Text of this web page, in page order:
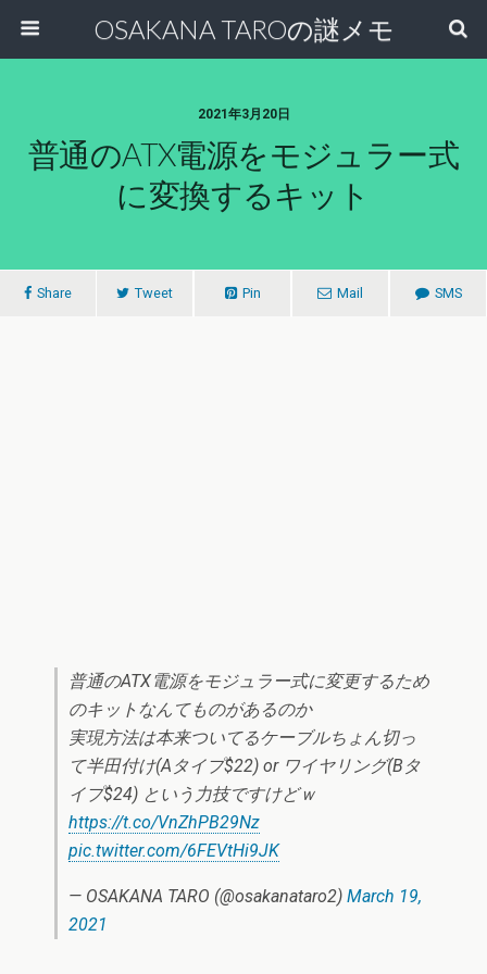
OSAKANA TAROの謎メモ
2021年3月20日
普通のATX電源をモジュラー式
に変換するキット
Share Tweet Pin Mail SMS
普通のATX電源をモジュラー式に変更するため
のキットなんてものがあるのか
実現方法は本来ついてるケーブルちょん切っ
て半田付け(Aタイプ$22) or ワイヤリング(Bタ
イプ$24) という力技ですけどｗ
https://t.co/VnZhPB29Nz
pic.twitter.com/6FEVtHi9JK
— OSAKANA TARO (@osakanataro2) March 19,
2021